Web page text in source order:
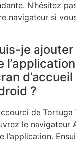
N’hésitez
navigateur si
je ajouter
?
de Tortuga
le navigateur
l’application.